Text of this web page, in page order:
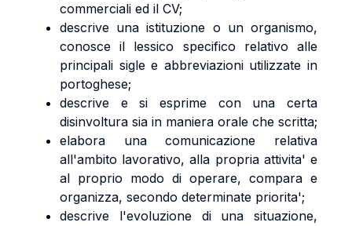
commerciali ed il CV;
descrive una istituzione o un organismo,
conosce il lessico specifico relativo alle
principali sigle e abbreviazioni utilizzate in
portoghese;
descrive e si esprime con una certa
disinvoltura sia in maniera orale che scritta;
elabora una comunicazione relativa
all'ambito lavorativo, alla propria attivita' e
al proprio modo di operare, compara e
organizza, secondo determinate priorita';
descrive l'evoluzione di una situazione,